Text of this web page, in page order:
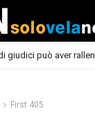
First 405